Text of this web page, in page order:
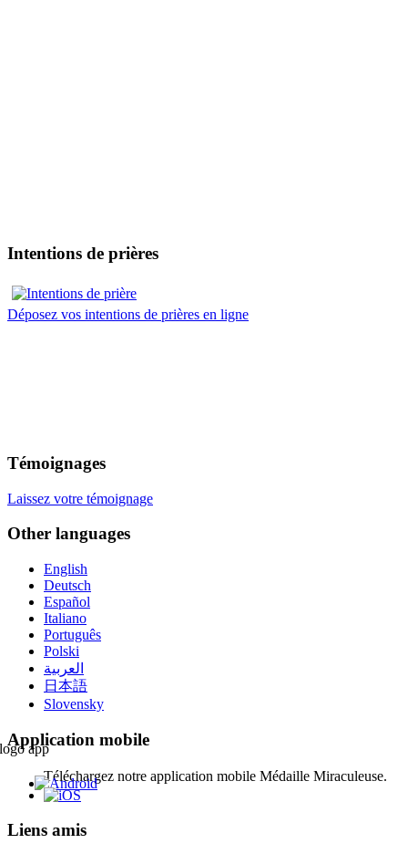
Intentions de prières
Déposez vos intentions de prières en ligne
Témoignages
Laissez votre témoignage
Other languages
English
Deutsch
Español
Italiano
Português
Polski
العربية
日本語
Slovensky
Application mobile
Téléchargez notre application mobile Médaille Miraculeuse.
Liens amis